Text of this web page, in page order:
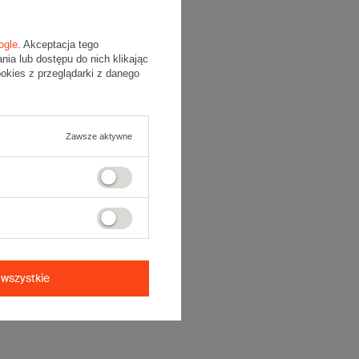
. Akceptacja tego
lub dostępu do nich klikając
z przeglądarki z danego
Zawsze aktywne